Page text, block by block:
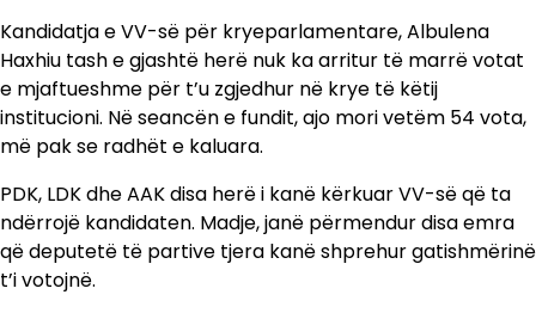
Kandidatja e VV-së për kryeparlamentare, Albulena
Haxhiu tash e gjashtë herë nuk ka arritur të marrë votat
e mjaftueshme për t’u zgjedhur në krye të këtij
institucioni. Në seancën e fundit, ajo mori vetëm 54 vota,
më pak se radhët e kaluara.
PDK, LDK dhe AAK disa herë i kanë kërkuar VV-së që ta
ndërrojë kandidaten. Madje, janë përmendur disa emra
që deputetë të partive tjera kanë shprehur gatishmërinë
t’i votojnë.